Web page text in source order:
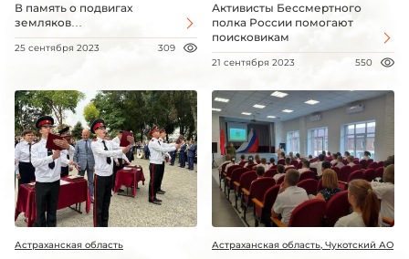
В память о подвигах
земляков…
25 сентября 2023 309
Активисты Бессмертного
полка России помогают
поисковикам
21 сентября 2023 550
Астраханская область Астраханская область, Чукотский АО